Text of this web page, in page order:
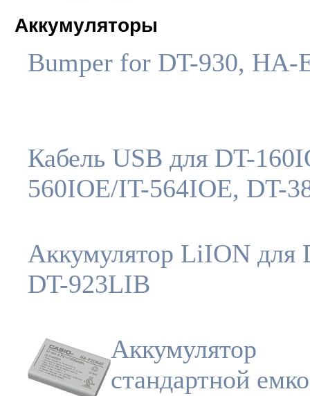
Аккумуляторы
Bumper for DT-930, HA-
Кабель USB для DT-
560IOE/IT-564IOE, DT-
Аккумулятор LiION для
DT-923LIВ
Аккумулятор
стандартной